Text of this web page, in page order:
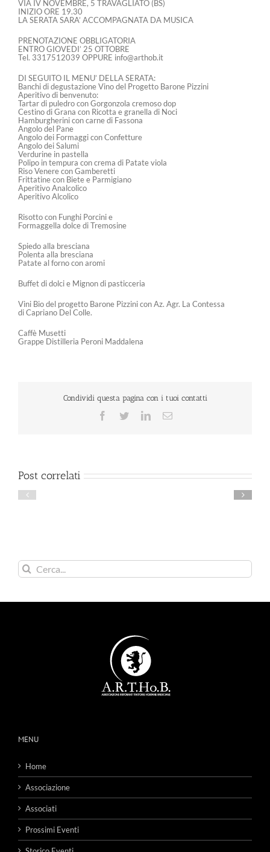
VIA IV NOVEMBRE, 5 TRAVAGLIATO (BS)
INIZIO ORE 19.30
LA SERATA SARA’ ACCOMPAGNATA DA MUSICA
PRENOTAZIONE OBBLIGATORIA
ENTRO GIOVEDI’ 25 OTTOBRE
Tel. 3317512039 OPPURE info@arthob.it
DI SEGUITO IL MENU’ DELLA SERATA:
Banchi di degustazione Vino del Progetto Barone Pizzini
Aperitivo di benvenuto:
Tartar di puledro con Gorgonzola cremoso dop
Cestino di Grana con Ricotta e granella di Noci
Hamburgherini con carne di Fassona
Angolo del Pane
Angolo dei Formaggi con Confetture
Angolo dei Salumi
Verdurine in pastella
Polipo in tempura con crema di Patate viola
Riso Venere con Gamberetti
Frittatine con Biete e Parmigiano
Aperitivo Analcolico
Aperitivo Alcolico
Risotto con Funghi Porcini e
Formaggella dolce di Tremosine
Spiedo alla bresciana
Polenta alla bresciana
Patate al forno con aromi
Buffet di dolci e Mignon di pasticceria
Vini Bio del progetto Barone Pizzini con Az. Agr. La Contessa
di Capriano Del Colle.
Caffè Musetti
Grappe Distilleria Peroni Maddalena
Condividi questa pagina con i tuoi contatti
Facebook
TwitterLinkedInEmail
Post correlati
Cerca
per:
MENU
Home
Associazione
Associati
Prossimi Eventi